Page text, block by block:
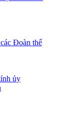
Đoàn thể
ủy